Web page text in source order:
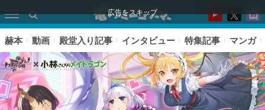
広告をスキップ
赫本 動画 殿堂入り記事 インタビュー 特集記事 マンガ